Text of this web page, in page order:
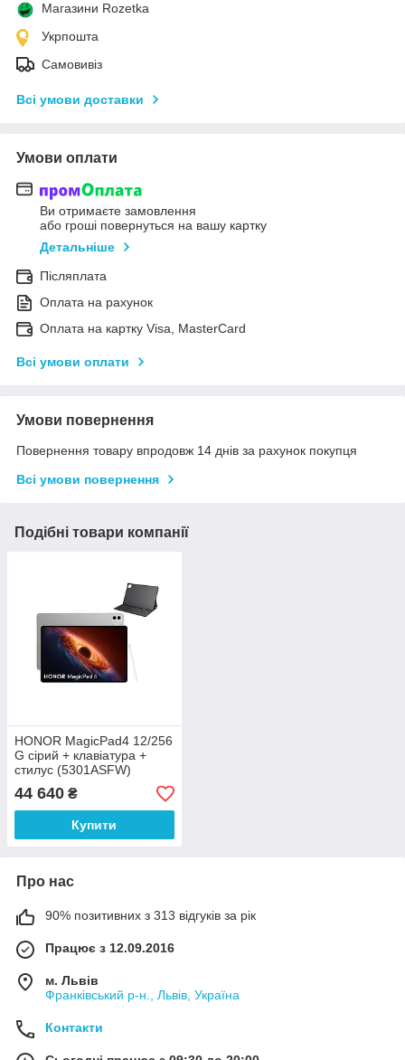
Магазини Rozetka
Укрпошта
Самовивіз
Всі умови доставки
Умови оплати
Ви отримаєте замовлення
або гроші повернуться на вашу картку
Детальніше
Післяплата
Оплата на рахунок
Оплата на картку Visa, MasterCard
Всі умови оплати
Умови повернення
Повернення товару впродовж 14 днів за рахунок покупця
Всі умови повернення
Подібні товари компанії
HONOR MagicPad4 12/256
G сірий + клавіатура +
стилус (5301ASFW)
44 640 ₴
Купити
Про нас
90% позитивних з 313 відгуків за рік
Працює з 12.09.2016
м. Львів
Франківський р-н., Львів, Україна
Контакти